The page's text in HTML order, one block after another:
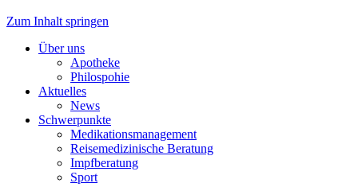
Zum Inhalt springen
Über uns
Apotheke
Philospohie
Aktuelles
News
Schwerpunkte
Medikationsmanagement
Reisemedizinische Beratung
Impfberatung
Sport